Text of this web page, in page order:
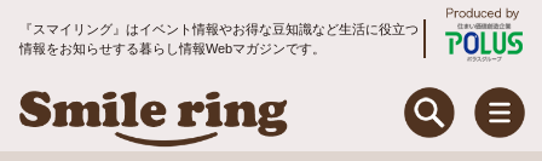
Smile ring
『スマイリング』はイベント情報やお得な豆知識など生活に役立つ
情報をお知らせする暮らし情報Webマガジンです。
Smile ring